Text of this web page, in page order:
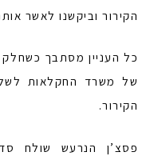
הקירור וביקשנו לאשר
כל העניין מסתבך
של משרד החקלאות
הקירור.
פסצ’ן הנרעש שולח